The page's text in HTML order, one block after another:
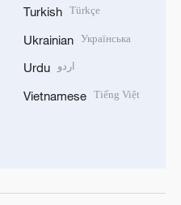
Turkish Türkçe
Ukrainian Українська
Urdu اردو
Vietnamese Tiếng Việt